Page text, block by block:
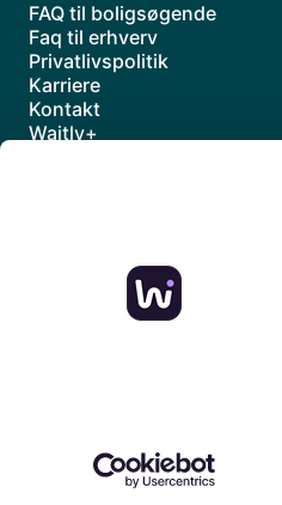
FAQ til boligsøgende
Faq til erhverv
Privatlivspolitik
Karriere
Kontakt
Waitly+